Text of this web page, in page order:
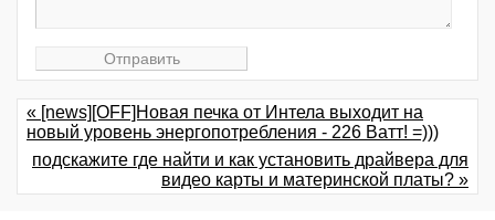
« [news][OFF]Новая печка от Интела выходит на
новый уровень энергопотребления - 226 Ватт! =)))
подскажите где найти и как установить драйвера для
видео карты и материнской платы? »